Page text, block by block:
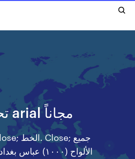
تحميل الخط arial مجاناً
الألواح (۱۰۰۰)